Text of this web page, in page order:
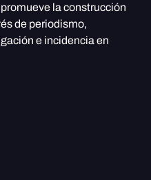
la construcción
de periodismo,
e incidencia en